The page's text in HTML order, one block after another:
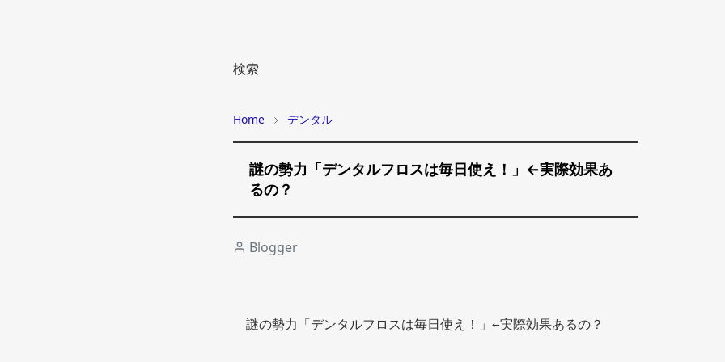
検索
Home デンタル
謎の勢力「デンタルフロスは毎日使え！」←実際効果あ
るの？
Blogger
謎の勢力「デンタルフロスは毎日使え！」←実際効果あるの？